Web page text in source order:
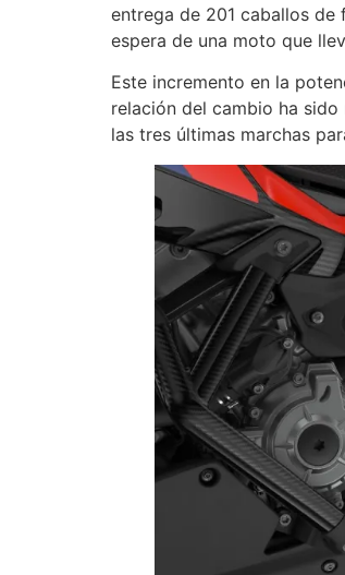
entrega de 201 caballos de
espera de una moto que
Este incremento en la
relación del cambio ha
las tres últimas marchas